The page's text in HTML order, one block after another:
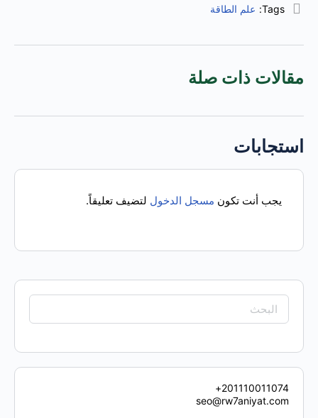
Tags: علم الطاقة
مقالات ذات صلة
استجابات
يجب أنت تكون مسجل الدخول لتضيف تعليقاً.
201110011074+
seo@rw7aniyat.com